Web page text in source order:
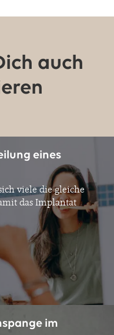
auch
eines
viele die gleiche
das Implantat
im